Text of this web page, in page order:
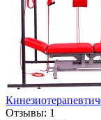
Отзывы: 1